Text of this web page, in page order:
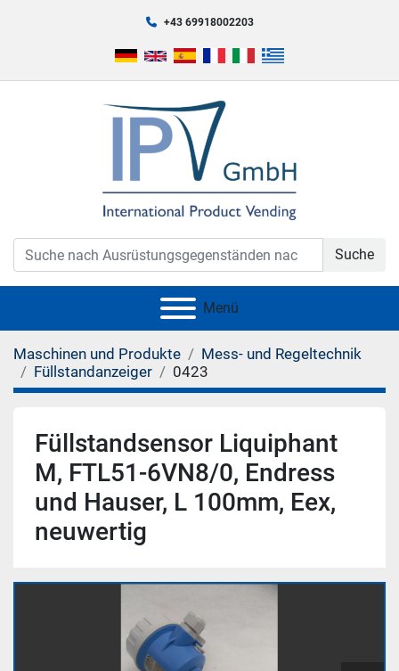
+43 69918002203
Suche
Menü
Maschinen und Produkte
Mess- und Regeltechnik
Füllstandanzeiger
0423
Füllstandsensor Liquiphant
M, FTL51-6VN8/0, Endress
und Hauser, L 100mm, Eex,
neuwertig